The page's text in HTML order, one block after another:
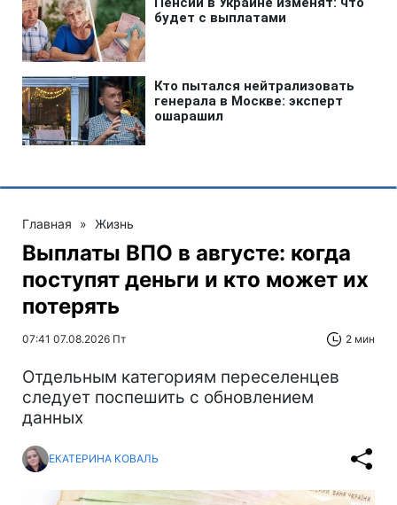
Главная » Жизнь
Выплаты ВПО в августе: когда
поступят деньги и кто может их
потерять
07:41 07.08.2026 Пт 2 мин
Отдельным категориям переселенцев
следует поспешить с обновлением
данных
ЕКАТЕРИНА КОВАЛЬ